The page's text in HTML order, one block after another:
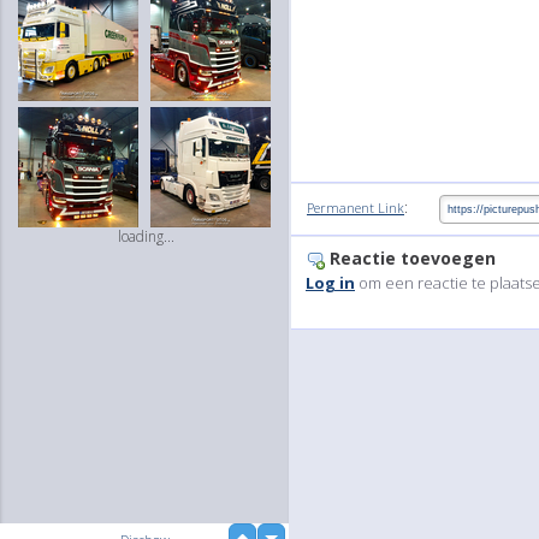
loading...
Permanent Link:
Reactie toevoegen
Log in om een reactie te